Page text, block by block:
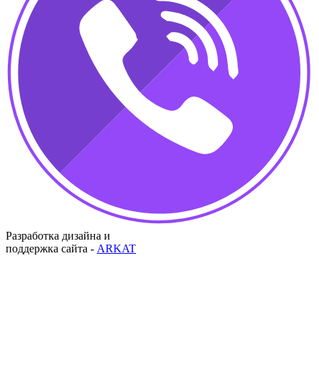
Разработка дизайна и
поддержка сайта - ARKAT